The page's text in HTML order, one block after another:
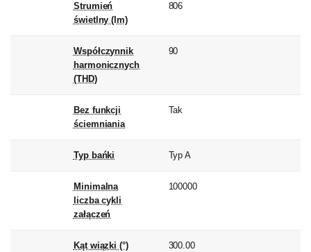
Strumień
świetlny (lm)
806
Współczynnik
harmonicznych
(THD)
90
Bez funkcji
ściemniania
Tak
Typ bańki Typ A
Minimalna
liczba cykli
załączeń
100000
Kąt wiązki (°) 300.00